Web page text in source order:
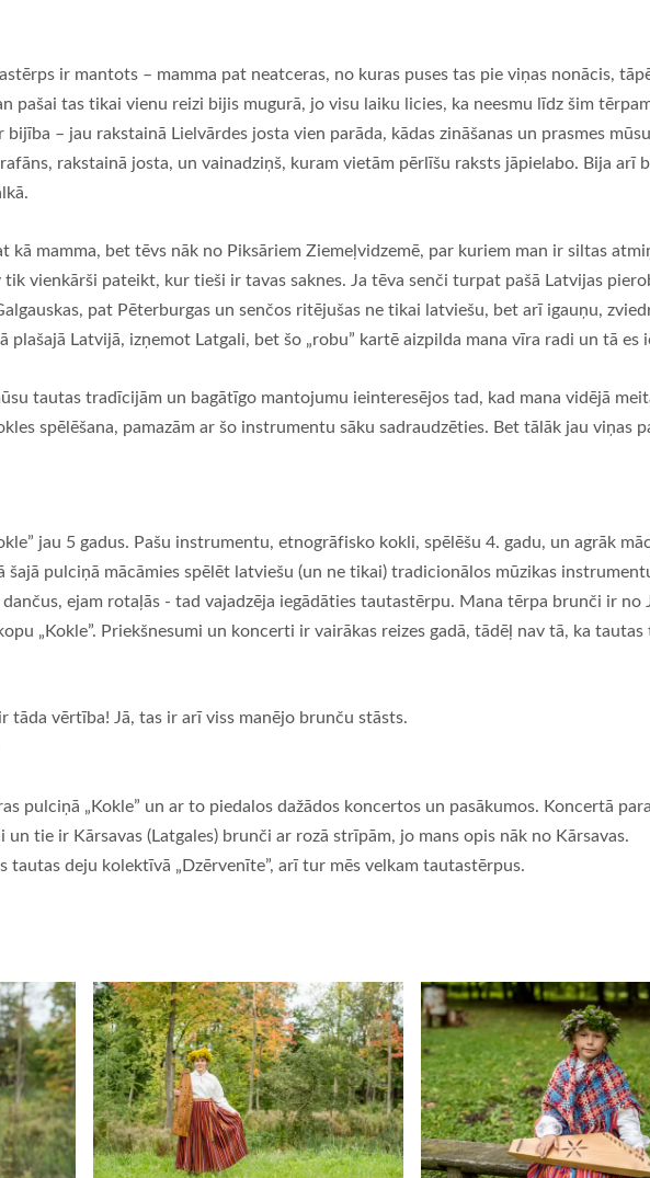
ir mantots – mamma pat neatceras, no kuras puses tas pie viņas nonācis,
pašai tas tikai vienu reizi bijis mugurā, jo visu laiku licies, ka neesmu līdz šim
– jau rakstainā Lielvārdes josta vien parāda, kādas zināšanas un prasmes
rakstainā josta, un vainadziņš, kuram vietām pērlīšu raksts jāpielabo. Bija arī
kā mamma, bet tēvs nāk no Piksāriem Ziemeļvidzemē, par kuriem man ir siltas
vienkārši pateikt, kur tieši ir tavas saknes. Ja tēva senči turpat pašā Latvijas
pat Pēterburgas un senčos ritējušas ne tikai latviešu, bet arī igauņu,
plašajā Latvijā, izņemot Latgali, bet šo „robu” kartē aizpilda mana vīra radi un tā
tautas tradīcijām un bagātīgo mantojumu ieinteresējos tad, kad mana vidējā
spēlēšana, pamazām ar šo instrumentu sāku sadraudzēties. Bet tālāk jau viņas
jau 5 gadus. Pašu instrumentu, etnogrāfisko kokli, spēlēšu 4. gadu, un agrāk
šajā pulciņā mācāmies spēlēt latviešu (un ne tikai) tradicionālos mūzikas
ejam rotaļās - tad vajadzēja iegādāties tautastērpu. Mana tērpa brunči ir no
„Kokle”. Priekšnesumi un koncerti ir vairākas reizes gadā, tādēļ nav tā, ka
tāda vērtība! Jā, tas ir arī viss manējo brunču stāsts.
pulciņā „Kokle” un ar to piedalos dažādos koncertos un pasākumos. Koncertā
tie ir Kārsavas (Latgales) brunči ar rozā strīpām, jo mans opis nāk no Kārsavas.
deju kolektīvā „Dzērvenīte”, arī tur mēs velkam tautastērpus.